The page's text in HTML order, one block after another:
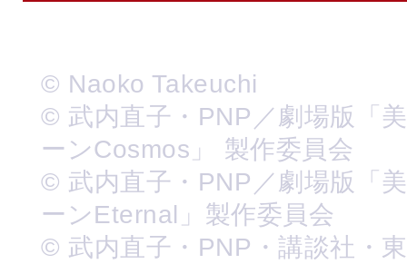
© Naoko Takeuchi
© 武内直子・PNP／劇場版「
ーンCosmos」 製作委員会
© 武内直子・PNP／劇場版「
ーンEternal」製作委員会
© 武内直子・PNP・講談社・